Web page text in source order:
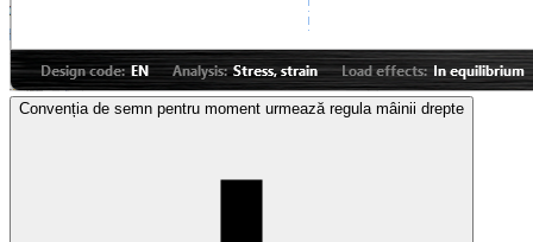
Convenția de semn pentru moment urmează regula mâinii drepte